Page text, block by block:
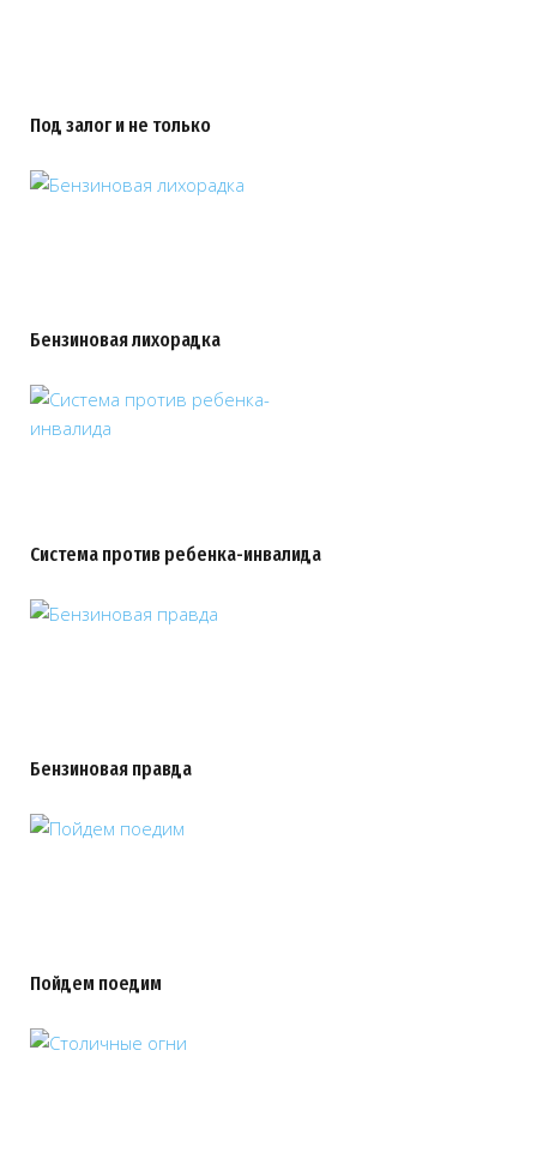
Под залог и не только
Бензиновая лихорадка
Система против ребенка-инвалида
Бензиновая правда
Пойдем поедим